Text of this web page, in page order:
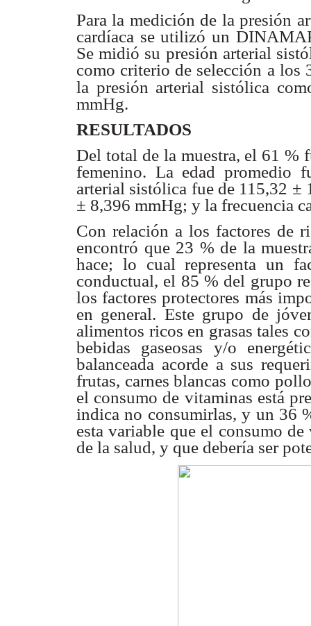
Para la medición de la presión
cardíaca se utilizó un
Se midió su presión arterial
como criterio de selección a los
la presión arterial sistólica
mmHg.
RESULTADOS
Del total de la muestra, el 61 %
femenino. La edad promedio
arterial sistólica fue de 115,32 ±
± 8,396 mmHg; y la frecuencia
Con relación a los factores de
encontró que 23 % de la
hace; lo cual representa un
conductual, el 85 % del grupo
los factores protectores más
en general. Este grupo de
alimentos ricos en grasas tales
bebidas gaseosas y/o
balanceada acorde a sus
frutas, carnes blancas como
el consumo de vitaminas está
indica no consumirlas, y un 36
esta variable que el consumo de
de la salud, y que debería ser